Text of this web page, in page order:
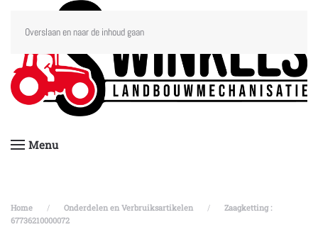
Overslaan en naar de inhoud gaan
Menu
Home Onderdelen en Verbruiksartikelen
Zaagketting :
67736210000072